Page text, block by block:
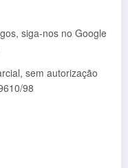
siga-nos no Google
sem autorização
98